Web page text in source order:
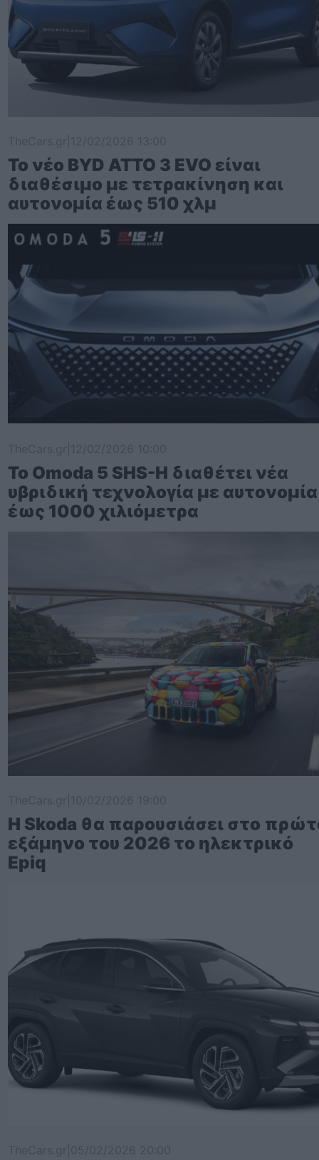
Το νέο BYD ATTO 3 EVO είναι
διαθέσιμο με τετρακίνηση και
αυτονομία έως 510 χλμ
Το Omoda 5 SHS-H διαθέτει νέα
υβριδική τεχνολογία με αυτονομία
έως 1000 χιλιόμετρα
Η Skoda θα παρουσιάσει στο
εξάμηνο του 2026 το ηλεκτρικό
Epiq